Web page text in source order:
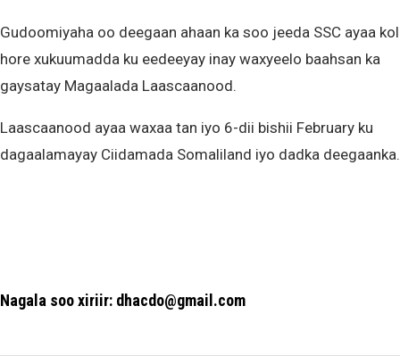
Gudoomiyaha oo deegaan ahaan ka soo jeeda SSC ayaa kol
hore xukuumadda ku eedeeyay inay waxyeelo baahsan ka
gaysatay Magaalada Laascaanood.
Laascaanood ayaa waxaa tan iyo 6-dii bishii February ku
dagaalamayay Ciidamada Somaliland iyo dadka deegaanka.
Nagala soo xiriir: dhacdo@gmail.com